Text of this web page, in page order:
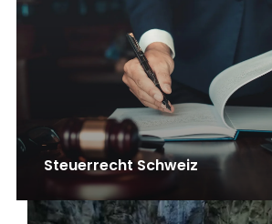
Steuerrecht Schweiz